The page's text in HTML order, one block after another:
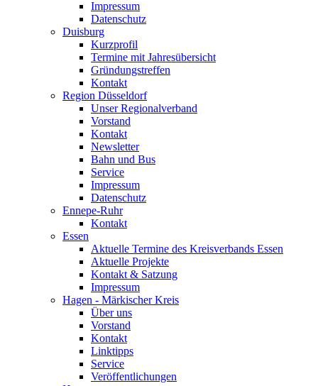
Impressum
Datenschutz
Duisburg
Kurzprofil
Termine mit Jahresübersicht
Gründungstreffen
Kontakt
Region Düsseldorf
Unser Regionalverband
Vorstand
Kontakt
Newsletter
Bahn und Bus
Service
Impressum
Datenschutz
Ennepe-Ruhr
Kontakt
Essen
Aktuelle Termine des Kreisverbands Essen
Aktuelle Projekte
Kontakt & Satzung
Impressum
Hagen - Märkischer Kreis
Über uns
Vorstand
Kontakt
Linktipps
Service
Veröffentlichungen